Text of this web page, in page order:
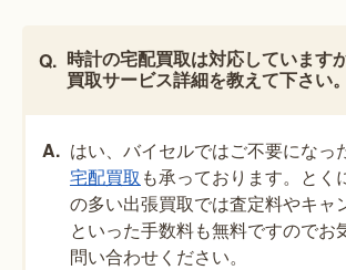
時計の宅配買取は対応しています
買取サービス詳細を教えて下さい。
はい、バイセルではご不要になっ
宅配買取 も承っております。とく
の多い出張買取では査定料やキャ
といった手数料も無料ですのでお
問い合わせください。